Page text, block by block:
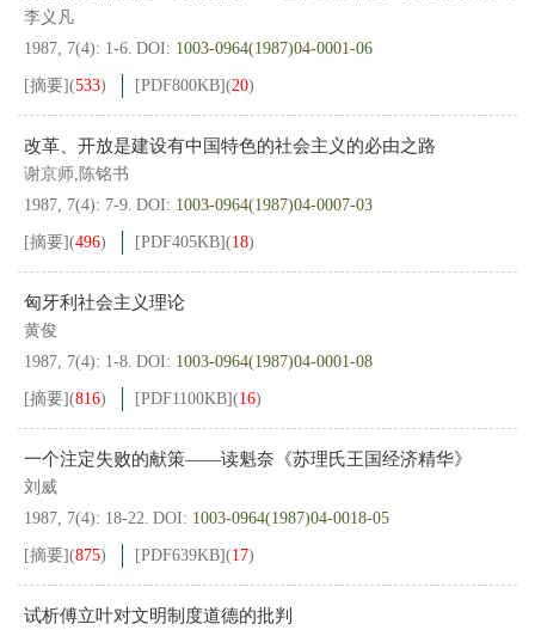
李义凡
1987, 7(4): 1-6. DOI: 1003-0964(1987)04-0001-06
[摘要](533) [PDF800KB](20)
改革、开放是建设有中国特色的社会主义的必由之路
谢京师,陈铭书
1987, 7(4): 7-9. DOI: 1003-0964(1987)04-0007-03
[摘要](496) [PDF405KB](18)
匈牙利社会主义理论
黄俊
1987, 7(4): 1-8. DOI: 1003-0964(1987)04-0001-08
[摘要](816) [PDF1100KB](16)
一个注定失败的献策——读魁奈《苏理氏王国经济精华》
刘威
1987, 7(4): 18-22. DOI: 1003-0964(1987)04-0018-05
[摘要](875) [PDF639KB](17)
试析傅立叶对文明制度道德的批判